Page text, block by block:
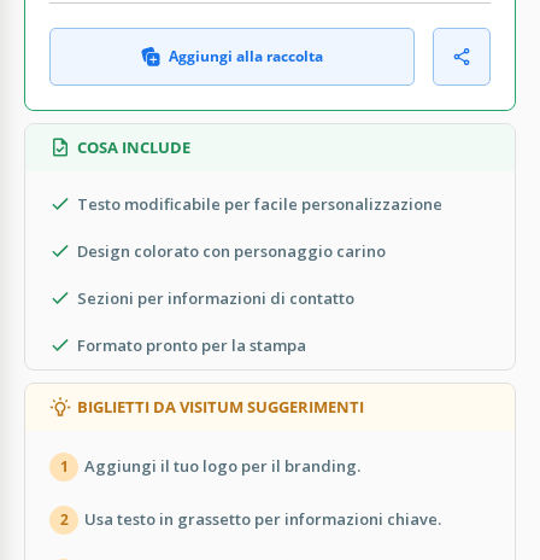
Aggiungi alla raccolta
COSA INCLUDE
Testo modificabile per facile personalizzazione
Design colorato con personaggio carino
Sezioni per informazioni di contatto
Formato pronto per la stampa
BIGLIETTI DA VISITUM SUGGERIMENTI
1 Aggiungi il tuo logo per il branding.
2 Usa testo in grassetto per informazioni chiave.